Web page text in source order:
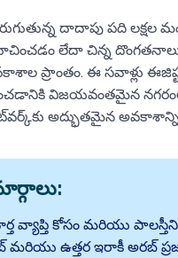
దాదాపు పది లక్షల
లేదా చిన్న
ప్రాంతం. ఈ సవాళ్లు
విజయవంతమైన
అద్భుతమైన
వ్యాప్తి కోసం మరియు
మరియు ఉత్తర ఇరాకీ అరబ్